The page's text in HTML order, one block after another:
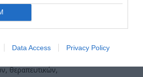
Data Access Privacy Policy
σε ένα ευρύ πεδίο
θεραπευτικών,